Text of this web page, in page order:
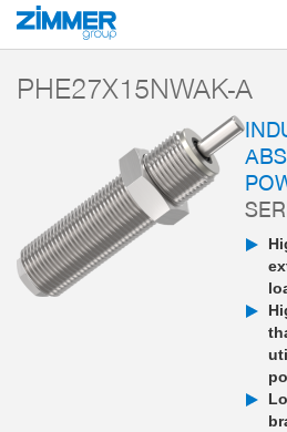
Start Products
PHE27X15NWAK-A